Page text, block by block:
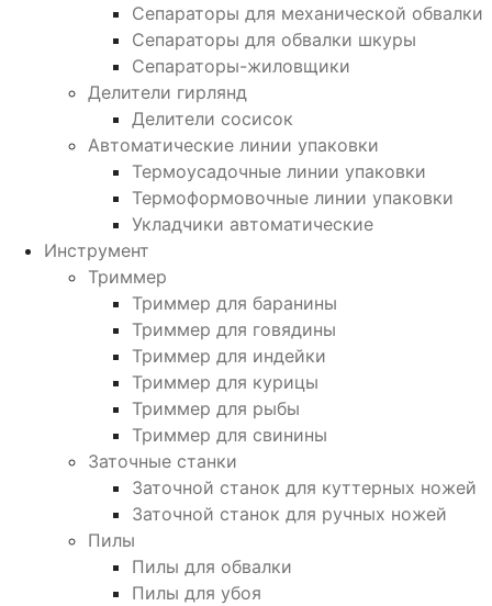
Сепараторы для механической обвалки
Сепараторы для обвалки шкуры
Сепараторы-жиловщики
Делители гирлянд
Делители сосисок
Автоматические линии упаковки
Термоусадочные линии упаковки
Термоформовочные линии упаковки
Укладчики автоматические
Инструмент
Триммер
Триммер для баранины
Триммер для говядины
Триммер для индейки
Триммер для курицы
Триммер для рыбы
Триммер для свинины
Заточные станки
Заточной станок для куттерных ножей
Заточной станок для ручных ножей
Пилы
Пилы для обвалки
Пилы для убоя